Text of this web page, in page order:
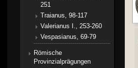
251
Traianus, 98-117
Valerianus I., 253-260
Vespasianus, 69-79
Römische
Provinzialprägungen